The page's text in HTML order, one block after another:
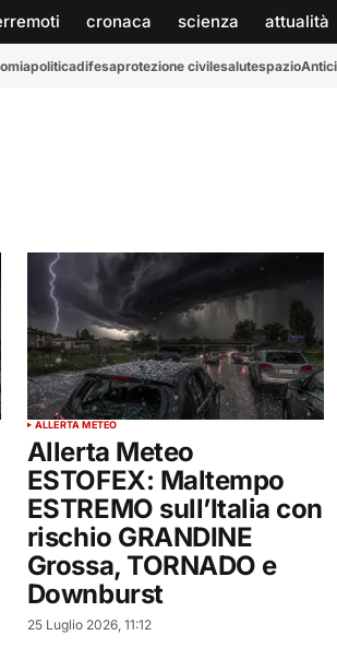
cronaca scienza attualità
politicadifesaprotezione civilesalutespazio
ALLERTA METEO
Allerta Meteo
ESTOFEX: Maltempo
ESTREMO sull’Italia con
rischio GRANDINE
Grossa, TORNADO e
Downburst
25 Luglio 2026, 11:12